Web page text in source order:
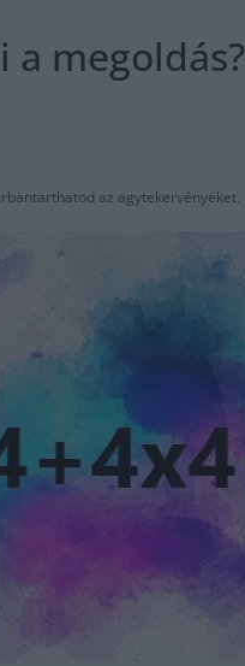
megoldás?
az agytekervényeket.